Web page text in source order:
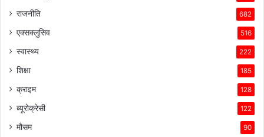
राजनीति 682
एक्सक्लुसिव 516
स्वास्थ्य 222
शिक्षा 185
क्राइम 128
ब्यूरोक्रेसी 122
मौसम 90